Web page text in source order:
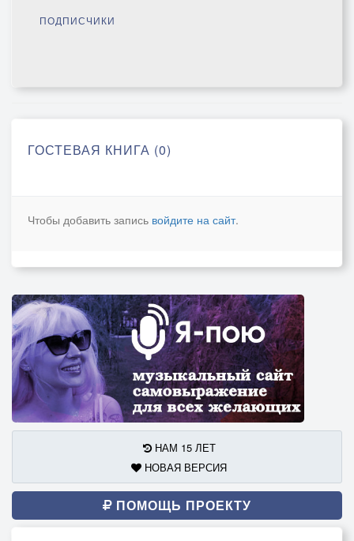
ПОДПИСЧИКИ
ГОСТЕВАЯ КНИГА (0)
Чтобы добавить запись войдите на сайт.
НАМ 15 ЛЕТ
НОВАЯ ВЕРСИЯ
ПОМОЩЬ ПРОЕКТУ